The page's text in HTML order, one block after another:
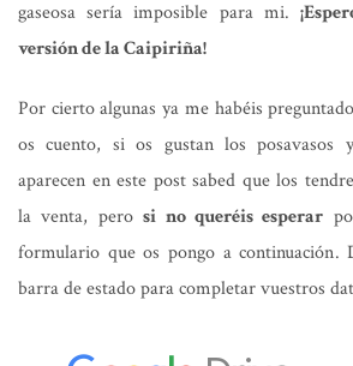
gaseosa sería imposible para mi.
versión de la Caipiriña!
Por cierto algunas ya me habéis
os cuento, si os gustan los posavasos
aparecen en este post sabed que los
la venta, perosi no queréis esperar
formulario que os pongo a continuación.
barra de estado para completar vuestros